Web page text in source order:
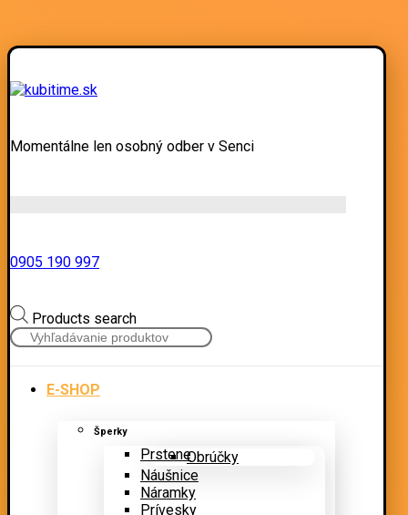
Momentálne len osobný odber v Senci
0905 190 997
Products search
E-SHOP
Šperky
PrsteneObrúčky
Náušnice
Náramky
Prívesky